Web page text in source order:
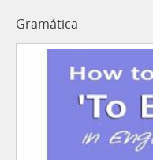
Gramática